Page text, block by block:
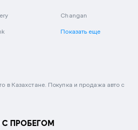
Changan
Показать еще
в Казахстане. Покупка и продажа авто с
С ПРОБЕГОМ